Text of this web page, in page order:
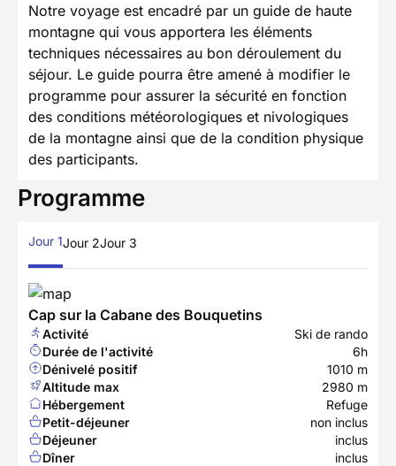
Notre voyage est encadré par un guide de haute
montagne qui vous apportera les éléments
techniques nécessaires au bon déroulement du
séjour. Le guide pourra être amené à modifier le
programme pour assurer la sécurité en fonction
des conditions météorologiques et nivologiques
de la montagne ainsi que de la condition physique
des participants.
Programme
Jour 1Jour 2Jour 3
Cap sur la Cabane des Bouquetins
Activité
Ski de rando
Durée de l'activité
6h
Dénivelé positif
1010 m
Altitude max
2980 m
Hébergement
Refuge
Petit-déjeuner
non inclus
Déjeuner
inclus
Dîner
inclus